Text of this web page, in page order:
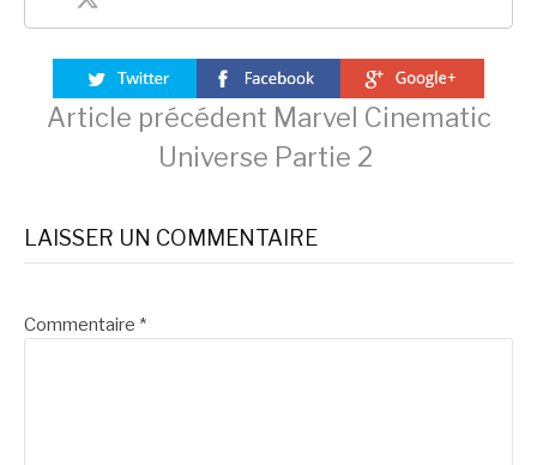
Lire
la
suite
Article précédent Marvel Cinematic
Universe Partie 2
LAISSER UN COMMENTAIRE
Commentaire *